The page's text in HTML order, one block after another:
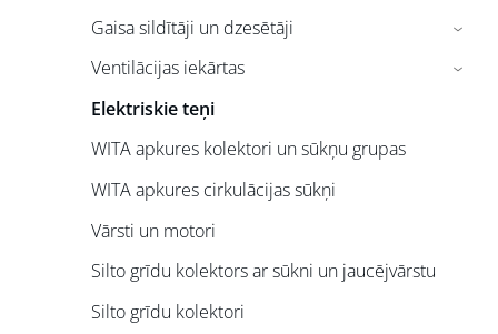
Gaisa sildītāji un dzesētāji
›
Ventilācijas iekārtas ›
Elektriskie teņi
WITA apkures kolektori un sūkņu grupas
WITA apkures cirkulācijas sūkņi
Vārsti un motori
Silto grīdu kolektors ar sūkni un jaucējvārstu
Silto grīdu kolektori